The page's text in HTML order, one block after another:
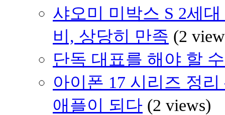
샤오미 미박스 S 2세
비, 상당히 만족 (2
단독 대표를 해야 할
아이폰 17 시리즈 정
애플이 되다 (2 views)